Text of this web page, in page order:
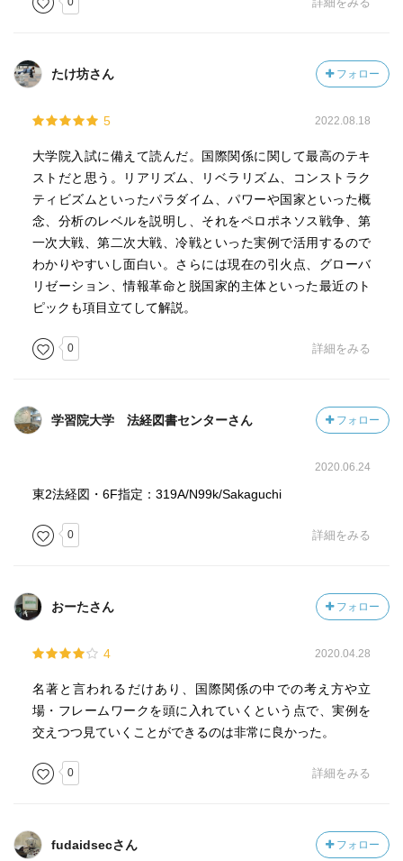
たけ坊さん フォロー
5 2022.08.18
大学院入試に備えて読んだ。国際関係に関して最高のテキ
ストだと思う。リアリズム、リベラリズム、コンストラク
ティビズムといったパラダイム、パワーや国家といった概
念、分析のレベルを説明し、それをペロポネソス戦争、第
一次大戦、第二次大戦、冷戦といった実例で活用するので
わかりやすいし面白い。さらには現在の引火点、グローバ
リゼーション、情報革命と脱国家的主体といった最近のト
ピックも項目立てして解説。
0 詳細をみる
学習院大学 法経図書センターさん フォロー
2020.06.24
東2法経図・6F指定：319A/N99k/Sakaguchi
0 詳細をみる
おーたさん フォロー
4 2020.04.28
名著と言われるだけあり、国際関係の中での考え方や立
場・フレームワークを頭に入れていくという点で、実例を
交えつつ見ていくことができるのは非常に良かった。
0 詳細をみる
fudaidsecさん フォロー